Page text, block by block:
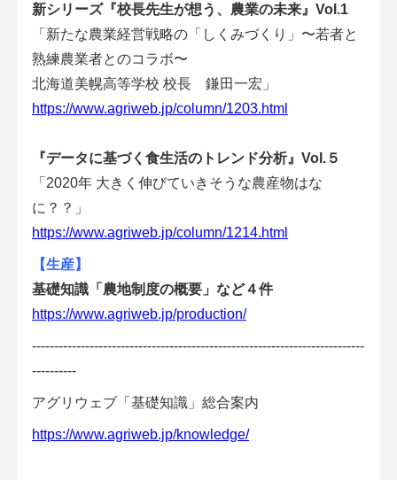
新シリーズ『校長先生が想う、農業の未来』Vol.1
「新たな農業経営戦略の「しくみづくり」〜若者と
熟練農業者とのコラボ〜
北海道美幌高等学校 校長 鎌田一宏」
https://www.agriweb.jp/column/1203.html
『データに基づく食生活のトレンド分析』Vol.５
「2020年 大きく伸びていきそうな農産物はな
に？？」
https://www.agriweb.jp/column/1214.html
【生産】
基礎知識「農地制度の概要」など４件
https://www.agriweb.jp/production/
---------------------------------------------------------------------------
----------
アグリウェブ「基礎知識」総合案内
https://www.agriweb.jp/knowledge/